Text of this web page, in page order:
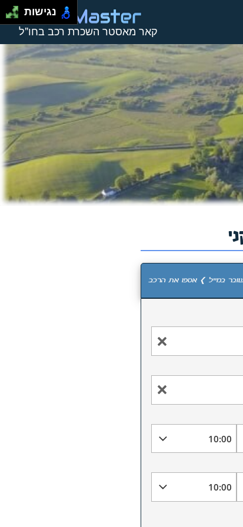
קאר מאסטר השכרת רכב בחו"ל
במייל ❯ אספו את הרכב
נגישות